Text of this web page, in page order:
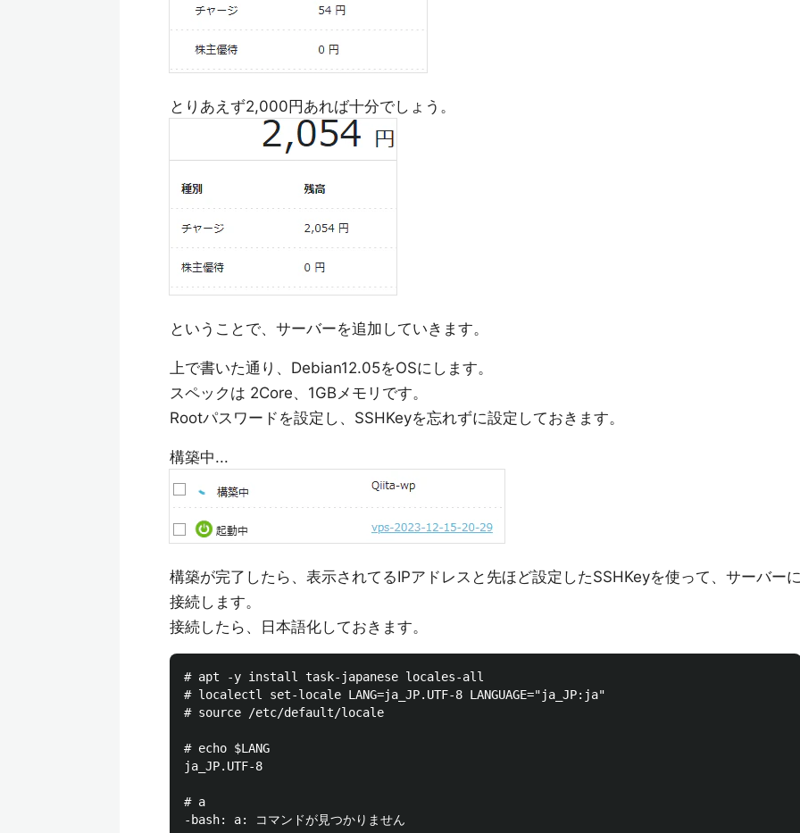
とりあえず2,000円あれば十分でしょう。
ということで、サーバーを追加していきます。
上で書いた通り、Debian12.05をOSにします。
スペックは 2Core、1GBメモリです。
Rootパスワードを設定し、SSHKeyを忘れずに設定しておきます。
構築中...
構築が完了したら、表示されてるIPアドレスと先ほど設定したSSHKeyを使って、サーバー
接続します。
接続したら、日本語化しておきます。
# apt -y install task-japanese locales-all
# localectl set-locale LANG=ja_JP.UTF-8 LANGUAGE="ja_JP:ja"
# source /etc/default/locale
# echo $LANG
ja_JP.UTF-8
# a